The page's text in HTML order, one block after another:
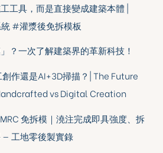
工具，而是直接變成建築本體 |
#灌漿後免拆模板
？一次了解建築界的革新科技！
作還是AI+3D掃描？| The Future
vs Digital Creation
免拆模｜澆注完成即具強度、拆
— 工地零後製實錄